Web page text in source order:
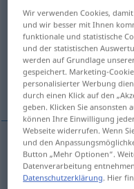
buzunarn
Übersicht aller
(Für mehr Details die
Tasche
Taschef buzunar
Wir verwenden Cookies,
und wir besser mit Ihnen
funktionale und statistische
und der statistischen
werden auf Grundlage
gespeichert. Marketing-
personalisierter Werbung
durch einen Klick auf den
geben. Klicken Sie ansonsten
können Ihre Einwilligung
Webseite widerrufen. Wenn
und den
Button „Mehr Optionen“.
Datenverarbeitung
Datenschutzerklärung. Hier